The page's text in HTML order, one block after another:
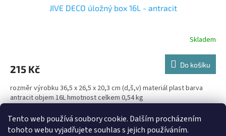
Tento web používá soubory cookie. Dalším procházením
tohoto webu vyjadřujete souhlas s jejich používáním.
JIVE DECO úložný box 16L - antracit
Skladem
215 Kč Do košíku
rozměr výrobku 36,5 x 26,5 x 20,3 cm (d,š,v) materiál plast barva
antracit objem 16L hmotnost celkem 0,54 kg
Kód:1052301023